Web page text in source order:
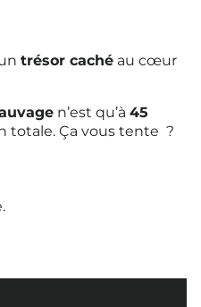
trésor caché au cœur
n’est qu’à 45
totale. Ça vous tente ?